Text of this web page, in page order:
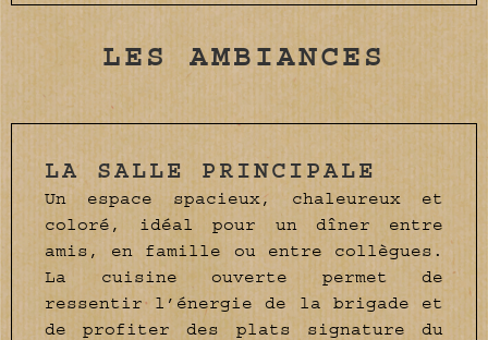
LES AMBIANCES
LA SALLE PRINCIPALE
Un espace spacieux, chaleureux et
coloré, idéal pour un dîner entre
amis, en famille ou entre collègues.
La cuisine ouverte permet de
ressentir l’énergie de la brigade et
de profiter des plats signature du